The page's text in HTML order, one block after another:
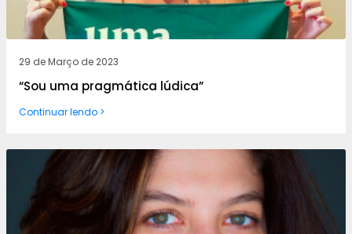
29 de Março de 2023
“Sou uma pragmática lúdica”
Continuar lendo >